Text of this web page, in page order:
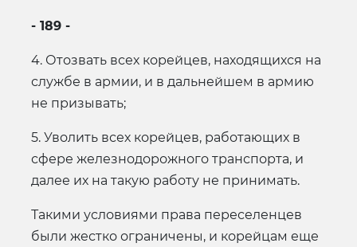
- 189 -
4. Отозвать всех корейцев, находящихся на
службе в армии, и в дальнейшем в армию
не призывать;
5. Уволить всех корейцев, работающих в
сфере железнодорожного транспорта, и
далее их на такую работу не принимать.
Такими условиями права переселенцев
были жестко ограничены, и корейцам еще